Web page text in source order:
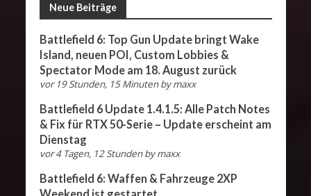
Neue Beiträge
Battlefield 6: Top Gun Update bringt Wake
Island, neuen POI, Custom Lobbies &
Spectator Mode am 18. August zurück
vor 19 Stunden, 15 Minuten bymaxx
Battlefield 6 Update 1.4.1.5: Alle Patch Notes
& Fix für RTX 50-Serie – Update erscheint am
Dienstag
vor 4 Tagen, 12 Stunden bymaxx
Battlefield 6: Waffen & Fahrzeuge 2XP